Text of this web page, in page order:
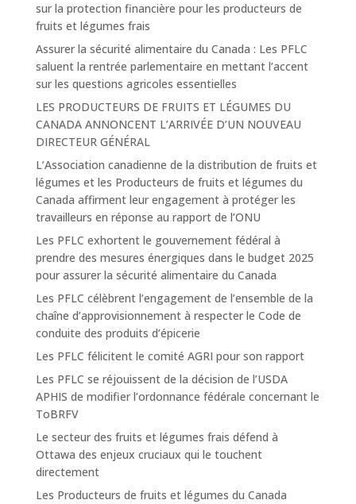
sur la protection financière pour les producteurs de
fruits et légumes frais
Assurer la sécurité alimentaire du Canada : Les PFLC
saluent la rentrée parlementaire en mettant l’accent
sur les questions agricoles essentielles
LES PRODUCTEURS DE FRUITS ET LÉGUMES DU
CANADA ANNONCENT L’ARRIVÉE D’UN NOUVEAU
DIRECTEUR GÉNÉRAL
L’Association canadienne de la distribution de fruits et
légumes et les Producteurs de fruits et légumes du
Canada affirment leur engagement à protéger les
travailleurs en réponse au rapport de l’ONU
Les PFLC exhortent le gouvernement fédéral à
prendre des mesures énergiques dans le budget 2025
pour assurer la sécurité alimentaire du Canada
Les PFLC célèbrent l’engagement de l’ensemble de la
chaîne d’approvisionnement à respecter le Code de
conduite des produits d’épicerie
Les PFLC félicitent le comité AGRI pour son rapport
Les PFLC se réjouissent de la décision de l’USDA
APHIS de modifier l’ordonnance fédérale concernant le
ToBRFV
Le secteur des fruits et légumes frais défend à
Ottawa des enjeux cruciaux qui le touchent
directement
Les Producteurs de fruits et légumes du Canada